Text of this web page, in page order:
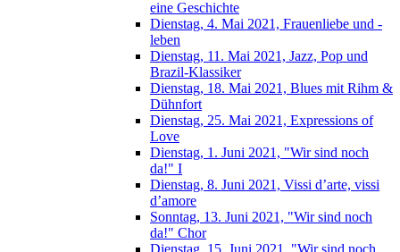
eine Geschichte
Dienstag, 4. Mai 2021, Frauenliebe und -
leben
Dienstag, 11. Mai 2021, Jazz, Pop und
Brazil-Klassiker
Dienstag, 18. Mai 2021, Blues mit Rihm &
Dühnfort
Dienstag, 25. Mai 2021, Expressions of
Love
Dienstag, 1. Juni 2021, "Wir sind noch
da!" I
Dienstag, 8. Juni 2021, Vissi d’arte, vissi
d’amore
Sonntag, 13. Juni 2021, "Wir sind noch
da!" Chor
Dienstag, 15. Juni 2021, "Wir sind noch